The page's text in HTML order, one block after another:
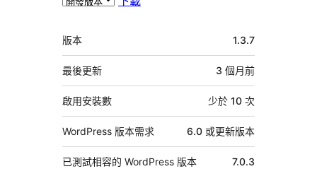
中
繼
資
料
版本 1.3.7
最後更新 3 個月前
啟用安裝數 少於 10 次
WordPress 版本需求 6.0 或更新版本
已測試相容的 WordPress 版本 7.0.3